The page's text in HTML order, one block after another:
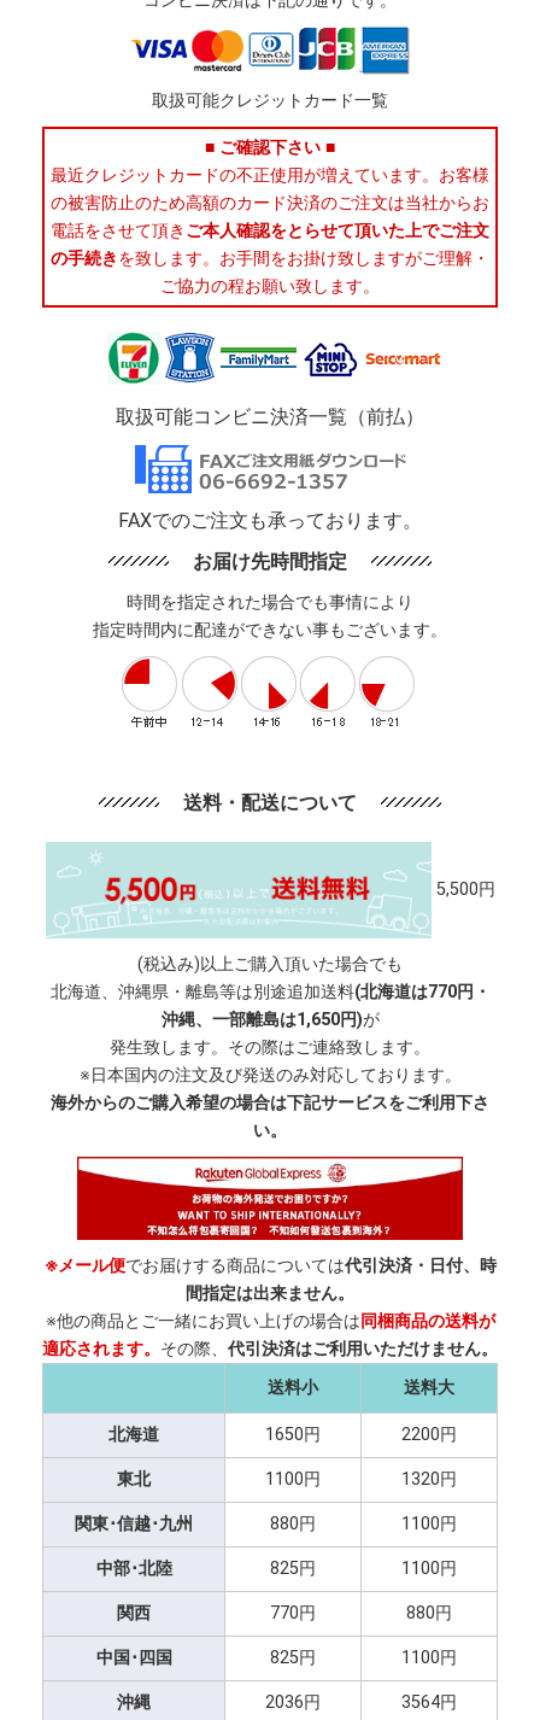
取扱可能クレジットカード一覧
■ ご確認下さい ■
最近クレジットカードの不正使用が増えています。お客様
の被害防止のため高額のカード決済のご注文は当社からお
電話をさせて頂き ご本人確認をとらせて頂いた上でご注文
の手続きを致します。お手間をお掛け致しますがご理解・
ご協力の程お願い致します。
取扱可能コンビニ決済一覧（前払）
FAXでのご注文も承っております。
お届け先時間指定
時間を指定された場合でも事情により
指定時間内に配達ができない事もございます。
送料・配送について
5,500円
(税込み)以上ご購入頂いた場合でも
北海道、沖縄県・離島等は別途追加送料(北海道は770円・
沖縄、一部離島は1,650円)が
発生致します。その際はご連絡致します。
※日本国内の注文及び発送のみ対応しております。
海外からのご購入希望の場合は下記サービスをご利用下さ
い。
※メール便でお届けする商品については代引決済・日付、時
間指定は出来ません。
※他の商品とご一緒にお買い上げの場合は同梱商品の送料が
適応されます。 その際、 代引決済はご利用いただけません。
送料小
送料大
北海道 1650円 2200円
東北 1100円 1320円
関東･信越･九州 880円 1100円
中部･北陸 825円 1100円
関西 770円 880円
中国･四国 825円 1100円
沖縄 2036円 3564円